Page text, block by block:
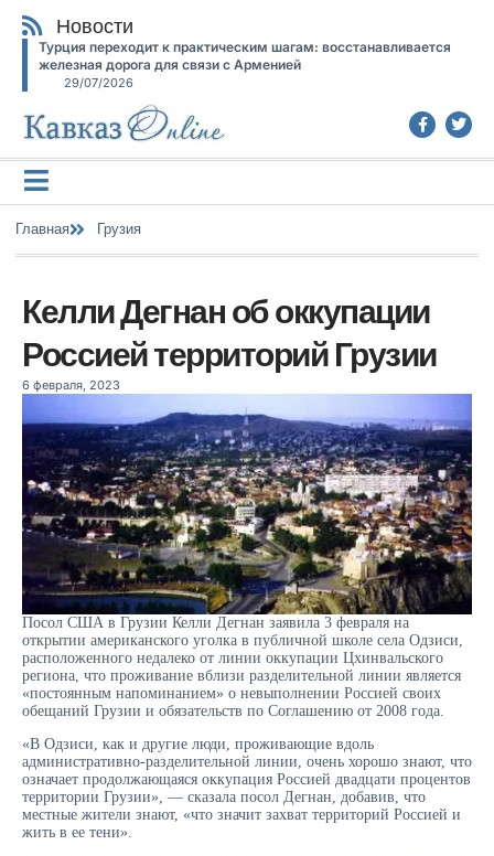
Новости
Турция переходит к практическим шагам: восстанавливается
железная дорога для связи с Арменией
29/07/2026
Главная Грузия
Келли Дегнан об оккупации
Россией территорий Грузии
6 февраля, 2023
Посол США в Грузии Келли Дегнан заявила 3 ​​февраля на
открытии американского уголка в публичной школе села Одзиси,
расположенного недалеко от линии оккупации Цхинвальского
региона, что проживание вблизи разделительной линии является
«постоянным напоминанием» о невыполнении Россией своих
обещаний Грузии и обязательств по Соглашению от 2008 года.
«В Одзиси, как и другие люди, проживающие вдоль
административно-разделительной линии, очень хорошо знают, что
означает продолжающаяся оккупация Россией двадцати процентов
территории Грузии», — сказала посол Дегнан, добавив, что
местные жители знают, «что значит захват территорий Россией и
жить в ее тени».